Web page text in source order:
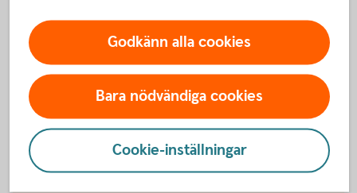
Skicka in handlingar
Om byrån har ett uppdragsavtal med Sörmlands
Sparbank gäller den adress som anges i avtalet.
Godkänn alla cookies
Bara nödvändiga cookies
Cookie-inställningar